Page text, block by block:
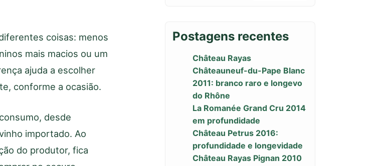
coisas: menos
mais macios ou um
ajuda a escolher
conforme a ocasião.
desde
importado. Ao
do produtor, fica
Postagens recentes
Château Rayas
Châteauneuf-du-Pape Blanc
2011: branco raro e longevo
do Rhône
La Romanée Grand Cru 2014
em profundidade
Château Petrus 2016:
profundidade e longevidade
Château Rayas Pignan 2010